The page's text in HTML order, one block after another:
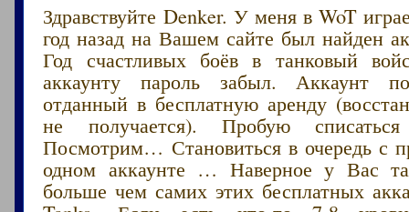
Здравствуйте Denker. У меня в WoT
год назад на Вашем сайте был найден
Год счастливых боёв в танковый
аккаунту пароль забыл. Аккаунт
отданный в бесплатную аренду
не получается). Пробую
Посмотрим… Становиться в очередь с
одном аккаунте … Наверное у Вас
больше чем самих этих бесплатных